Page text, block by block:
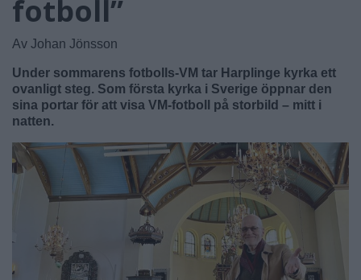
fotboll”
Av Johan Jönsson
Under sommarens fotbolls-VM tar Harplinge kyrka ett
ovanligt steg. Som första kyrka i Sverige öppnar den
sina portar för att visa VM-fotboll på storbild – mitt i
natten.